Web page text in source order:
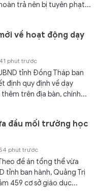
trả nên bị tuyên phạt...
về hoạt động dạy
41 phút trước
tỉnh Đồng Tháp ban
định quy định về dạy
trên địa bàn, chính...
đầu mối trường học
phút trước
đề án tổng thể vừa
tỉnh ban hành, Quảng Trị
459 cơ sở giáo dục...